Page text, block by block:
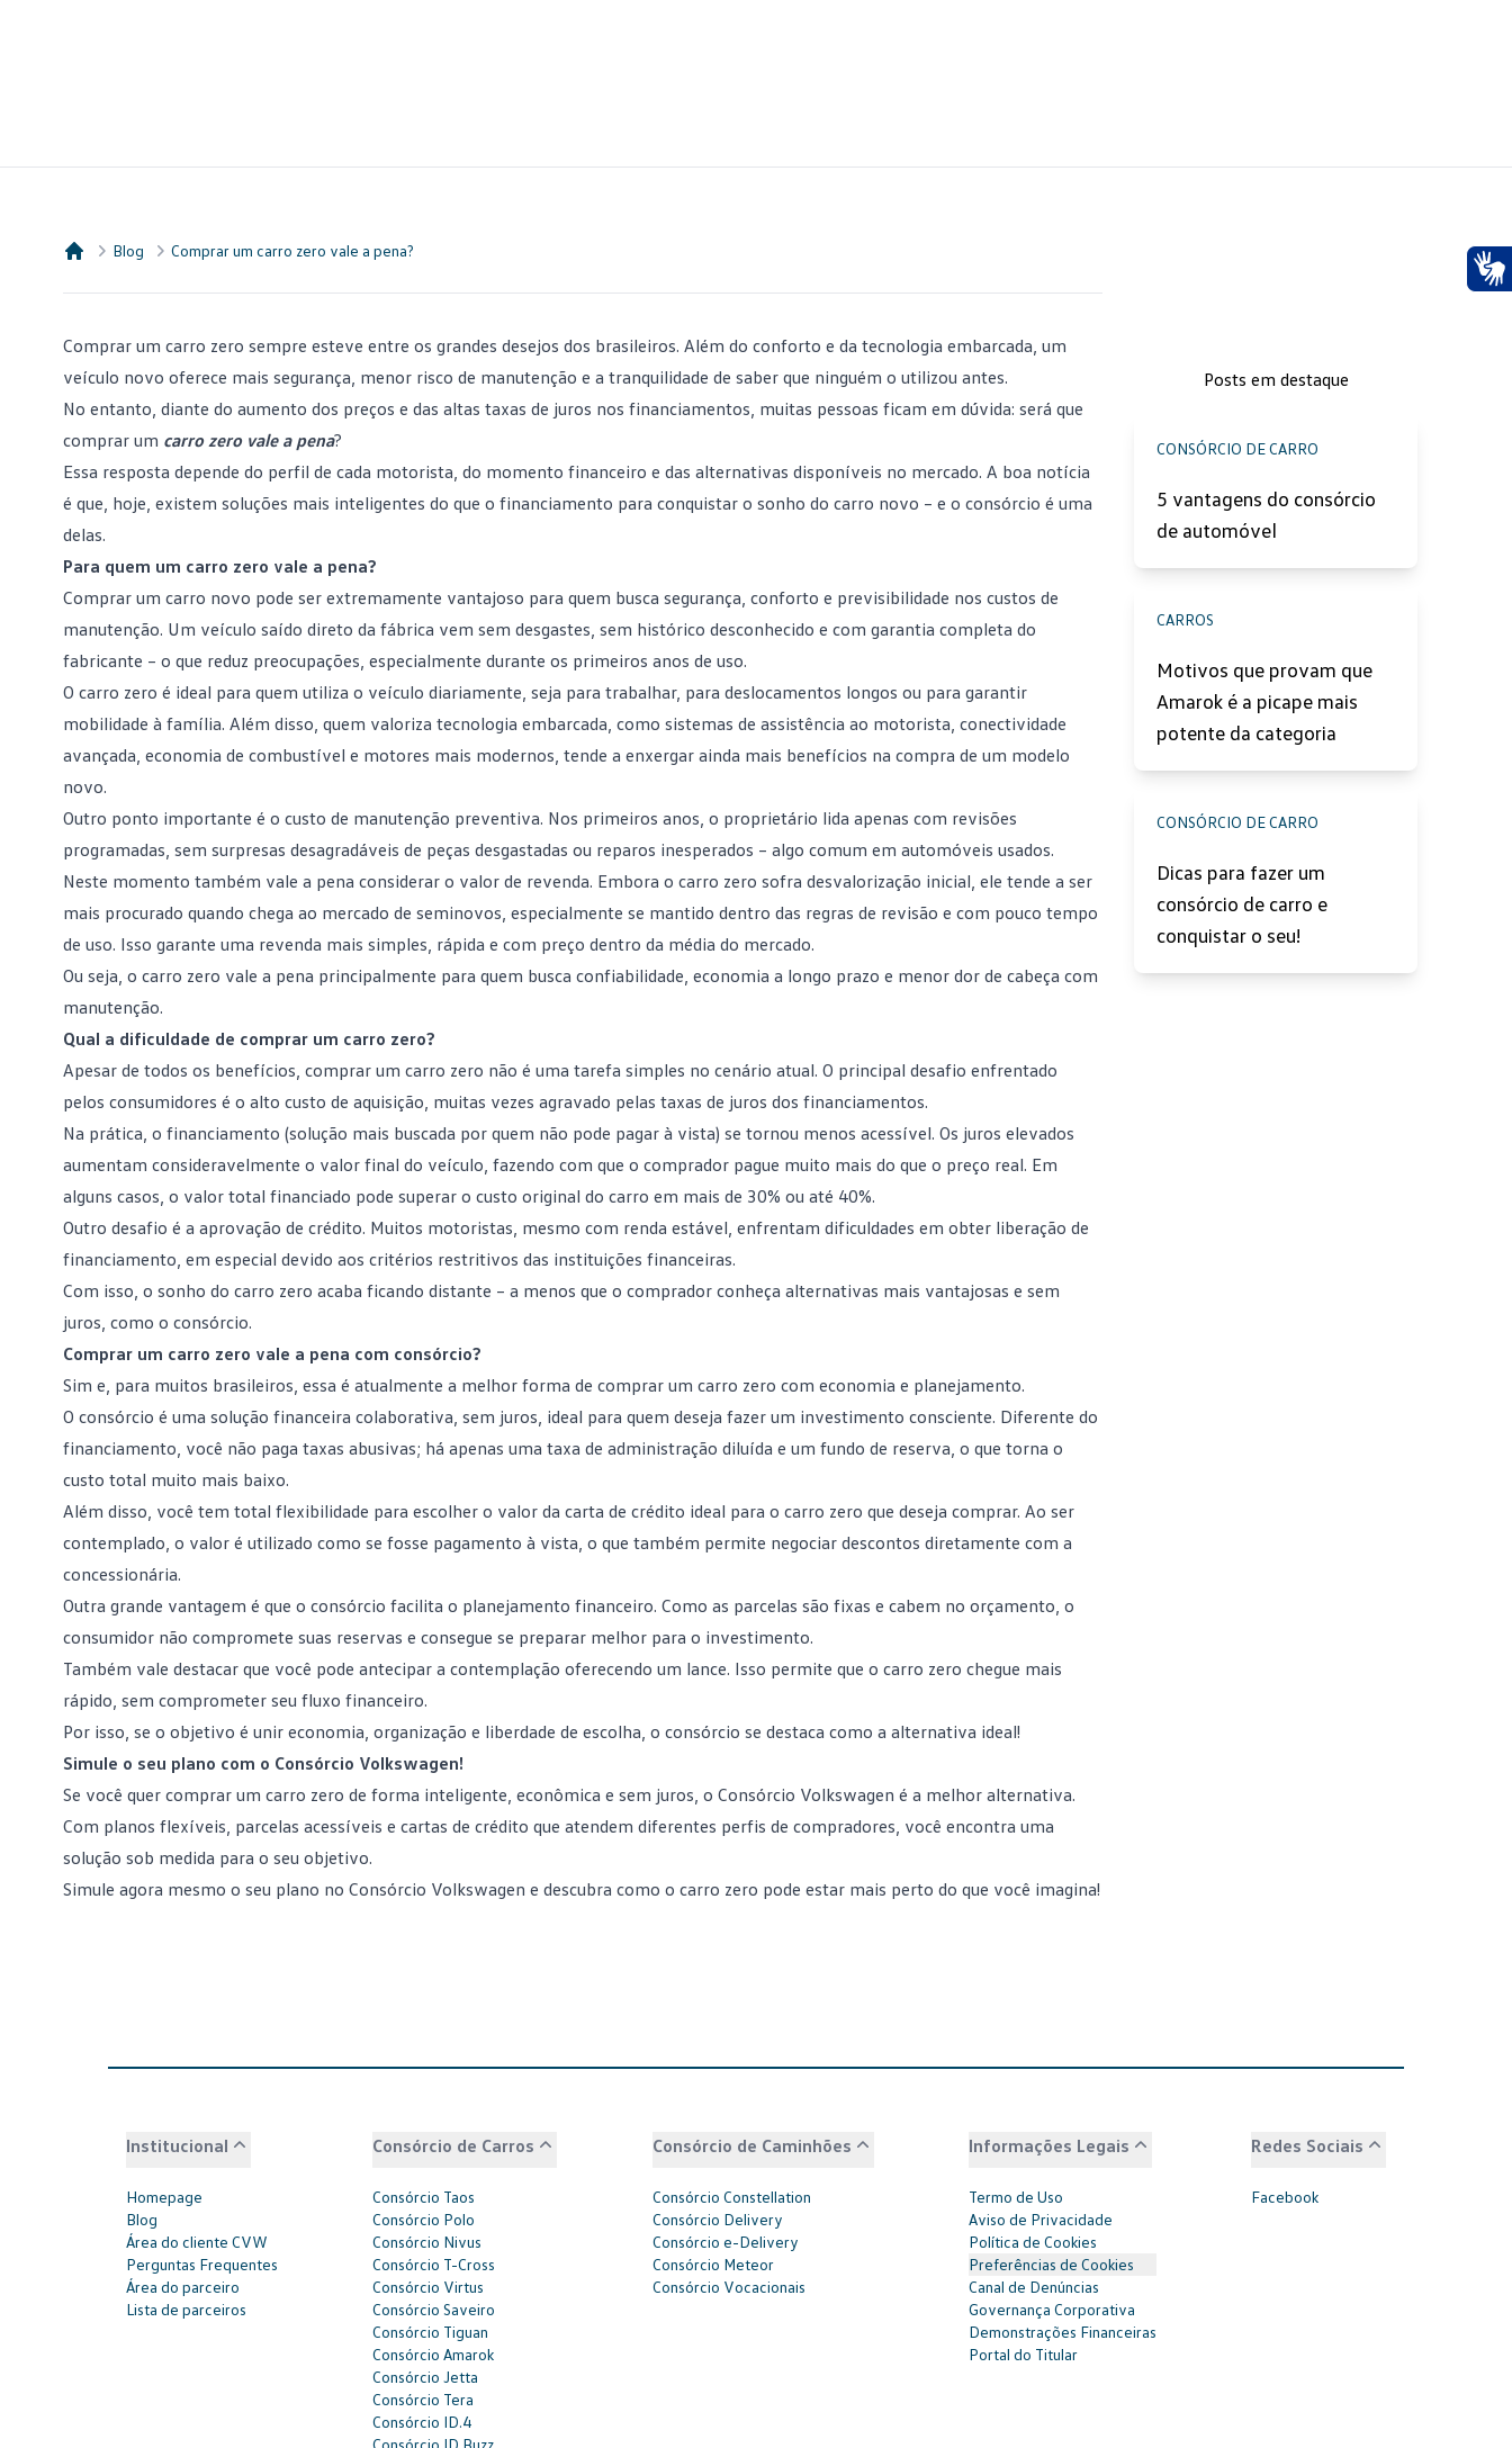
Blog Comprar um carro zero vale a pena?
Comprar um carro zero sempre esteve entre os grandes desejos dos brasileiros. Além do conforto e da tecnologia embarcada, um
veículo novo oferece mais segurança, menor risco de manutenção e a tranquilidade de saber que ninguém o utilizou antes.
No entanto, diante do aumento dos preços e das altas taxas de juros nos financiamentos, muitas pessoas ficam em dúvida: será que
comprar um carro zero vale a pena?
Essa resposta depende do perfil de cada motorista, do momento financeiro e das alternativas disponíveis no mercado. A boa notícia
é que, hoje, existem soluções mais inteligentes do que o financiamento para conquistar o sonho do carro novo – e o consórcio é uma
delas.
Para quem um carro zero vale a pena?
Comprar um carro novo pode ser extremamente vantajoso para quem busca segurança, conforto e previsibilidade nos custos de
manutenção. Um veículo saído direto da fábrica vem sem desgastes, sem histórico desconhecido e com garantia completa do
fabricante – o que reduz preocupações, especialmente durante os primeiros anos de uso.
O carro zero é ideal para quem utiliza o veículo diariamente, seja para trabalhar, para deslocamentos longos ou para garantir
mobilidade à família. Além disso, quem valoriza tecnologia embarcada, como sistemas de assistência ao motorista, conectividade
avançada, economia de combustível e motores mais modernos, tende a enxergar ainda mais benefícios na compra de um modelo
novo.
Outro ponto importante é o custo de manutenção preventiva. Nos primeiros anos, o proprietário lida apenas com revisões
programadas, sem surpresas desagradáveis de peças desgastadas ou reparos inesperados – algo comum em automóveis usados.
Neste momento também vale a pena considerar o valor de revenda. Embora o carro zero sofra desvalorização inicial, ele tende a ser
mais procurado quando chega ao mercado de seminovos, especialmente se mantido dentro das regras de revisão e com pouco tempo
de uso. Isso garante uma revenda mais simples, rápida e com preço dentro da média do mercado.
Ou seja, o carro zero vale a pena principalmente para quem busca confiabilidade, economia a longo prazo e menor dor de cabeça com
manutenção.
Qual a dificuldade de comprar um carro zero?
Apesar de todos os benefícios, comprar um carro zero não é uma tarefa simples no cenário atual. O principal desafio enfrentado
pelos consumidores é o alto custo de aquisição, muitas vezes agravado pelas taxas de juros dos financiamentos.
Na prática, o financiamento (solução mais buscada por quem não pode pagar à vista) se tornou menos acessível. Os juros elevados
aumentam consideravelmente o valor final do veículo, fazendo com que o comprador pague muito mais do que o preço real. Em
alguns casos, o valor total financiado pode superar o custo original do carro em mais de 30% ou até 40%.
Outro desafio é a aprovação de crédito. Muitos motoristas, mesmo com renda estável, enfrentam dificuldades em obter liberação de
financiamento, em especial devido aos critérios restritivos das instituições financeiras.
Com isso, o sonho do carro zero acaba ficando distante – a menos que o comprador conheça alternativas mais vantajosas e sem
juros, como o consórcio.
Comprar um carro zero vale a pena com consórcio?
Sim e, para muitos brasileiros, essa é atualmente a melhor forma de comprar um carro zero com economia e planejamento.
O consórcio é uma solução financeira colaborativa, sem juros, ideal para quem deseja fazer um investimento consciente. Diferente do
financiamento, você não paga taxas abusivas; há apenas uma taxa de administração diluída e um fundo de reserva, o que torna o
custo total muito mais baixo.
Além disso, você tem total flexibilidade para escolher o valor da carta de crédito ideal para o carro zero que deseja comprar. Ao ser
contemplado, o valor é utilizado como se fosse pagamento à vista, o que também permite negociar descontos diretamente com a
concessionária.
Outra grande vantagem é que o consórcio facilita o planejamento financeiro. Como as parcelas são fixas e cabem no orçamento, o
consumidor não compromete suas reservas e consegue se preparar melhor para o investimento.
Também vale destacar que você pode antecipar a contemplação oferecendo um lance. Isso permite que o carro zero chegue mais
rápido, sem comprometer seu fluxo financeiro.
Por isso, se o objetivo é unir economia, organização e liberdade de escolha, o consórcio se destaca como a alternativa ideal!
Simule o seu plano com o Consórcio Volkswagen!
Se você quer comprar um carro zero de forma inteligente, econômica e sem juros, o Consórcio Volkswagen é a melhor alternativa.
Com planos flexíveis, parcelas acessíveis e cartas de crédito que atendem diferentes perfis de compradores, você encontra uma
solução sob medida para o seu objetivo.
Simule agora mesmo o seu plano no Consórcio Volkswagen e descubra como o carro zero pode estar mais perto do que você imagina!
Posts em destaque
CONSÓRCIO DE CARRO
5 vantagens do consórcio
de automóvel
CARROS
Motivos que provam que
Amarok é a picape mais
potente da categoria
CONSÓRCIO DE CARRO
Dicas para fazer um
consórcio de carro e
conquistar o seu!
Institucional
Homepage
Blog
Área do cliente CVW
Perguntas Frequentes
Área do parceiro
Lista de parceiros
Consórcio de Carros
Consórcio Taos
Consórcio Polo
Consórcio Nivus
Consórcio T-Cross
Consórcio Virtus
Consórcio Saveiro
Consórcio Tiguan
Consórcio Amarok
Consórcio Jetta
Consórcio Tera
Consórcio ID.4
Consórcio ID.Buzz
Consórcio de Caminhões
Consórcio Constellation
Consórcio Delivery
Consórcio e-Delivery
Consórcio Meteor
Consórcio Vocacionais
Informações Legais
Termo de Uso
Aviso de Privacidade
Política de Cookies
Preferências de Cookies
Canal de Denúncias
Governança Corporativa
Demonstrações Financeiras
Portal do Titular
Redes Sociais
Facebook